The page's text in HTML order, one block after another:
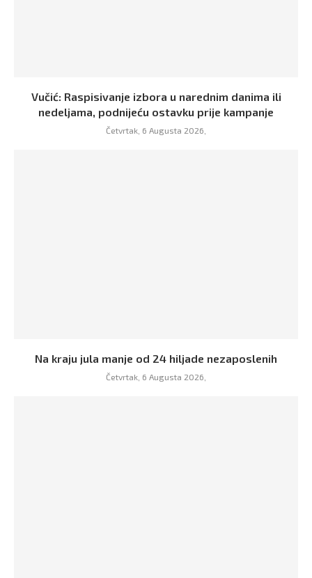
Vučić: Raspisivanje izbora u narednim danima ili
nedeljama, podnijeću ostavku prije kampanje
Četvrtak, 6 Augusta 2026,
Na kraju jula manje od 24 hiljade nezaposlenih
Četvrtak, 6 Augusta 2026,